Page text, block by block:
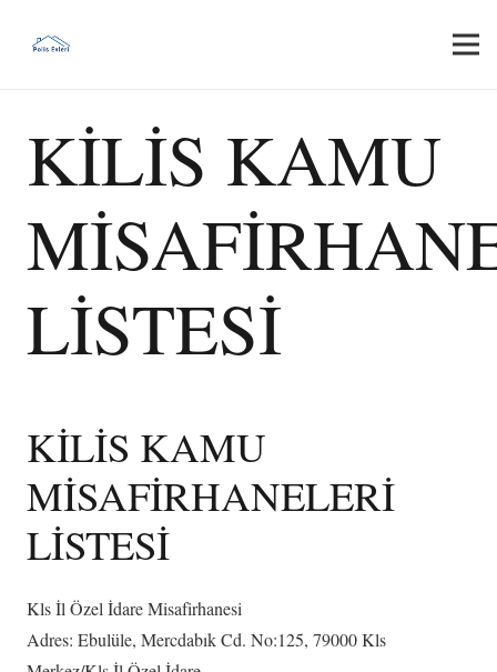
KİLİS KAMU
LİSTESİ
KİLİS KAMU
MİSAFİRHANELERİ
LİSTESİ
Kls İl Özel İdare Misafirhanesi
Adres: Ebulüle, Mercdabık Cd. No:125, 79000 Kls